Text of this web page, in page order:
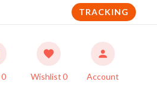
TRACKING
0 Wishlist0 Account